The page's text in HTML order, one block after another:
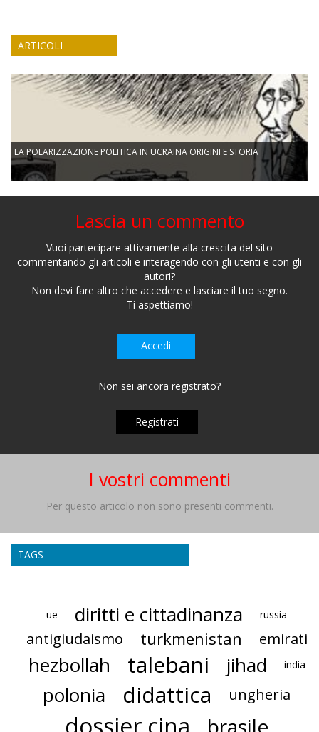
ARTICOLI
LA POLARIZZAZIONE POLITICA IN UCRAINA ORIGINI E STORIA
Lascia un commento
Vuoi partecipare attivamente alla crescita del sito
commentando gli articoli e interagendo con gli utenti e con gli
autori?
Non devi fare altro che accedere e lasciare il tuo segno.
Ti aspettiamo!
Accedi
Non sei ancora registrato?
Registrati
I vostri commenti
Per questo articolo non sono presenti commenti.
TAGS
ue diritti e cittadinanza russia
antigiudaismo turkmenistan emirati
hezbollah talebani jihad india
polonia didattica ungheria
brasile